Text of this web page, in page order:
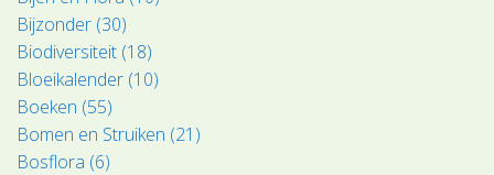
Bijzonder (30)
Biodiversiteit (18)
Bloeikalender (10)
Boeken (55)
Bomen en Struiken (21)
Bosflora (6)